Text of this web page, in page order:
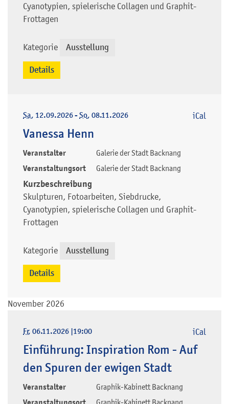
Cyanotypien, spielerische Collagen und Graphit-
Frottagen
Kategorie Ausstellung
Details
Sa, 12.09.2026-So, 08.11.2026
Vanessa Henn
Veranstalter Galerie der Stadt Backnang
Veranstaltungsort Galerie der Stadt Backnang
Kurzbeschreibung
Skulpturen, Fotoarbeiten, Siebdrucke,
Cyanotypien, spielerische Collagen und Graphit-
Frottagen
Kategorie Ausstellung
iCal
Details
November 2026
Fr, 06.11.2026 |19:00
Einführung: Inspiration Rom - Auf
den Spuren der ewigen Stadt
Veranstalter Graphik-Kabinett Backnang
Graphik-Kabinett Backnang
iCal